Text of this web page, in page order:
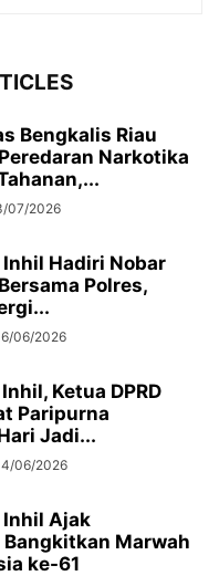
Bengkalis Riau
Narkotika
07/2026
Inhil Hadiri Nobar
Polres,
06/2026
Ketua DPRD
Paripurna
Jadi...
06/2026
Inhil Ajak
Marwah
ke-61